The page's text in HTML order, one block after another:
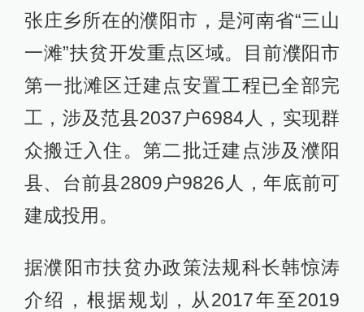
张庄乡所在的濮阳市，是河南省“三山
一滩”扶贫开发重点区域。目前濮阳市
第一批滩区迁建点安置工程已全部完
工，涉及范县2037户6984人，实现群
众搬迁入住。第二批迁建点涉及濮阳
县、台前县2809户9826人，年底前可
建成投用。
据濮阳市扶贫办政策法规科长韩惊涛
介绍，根据规划，从2017年至2019